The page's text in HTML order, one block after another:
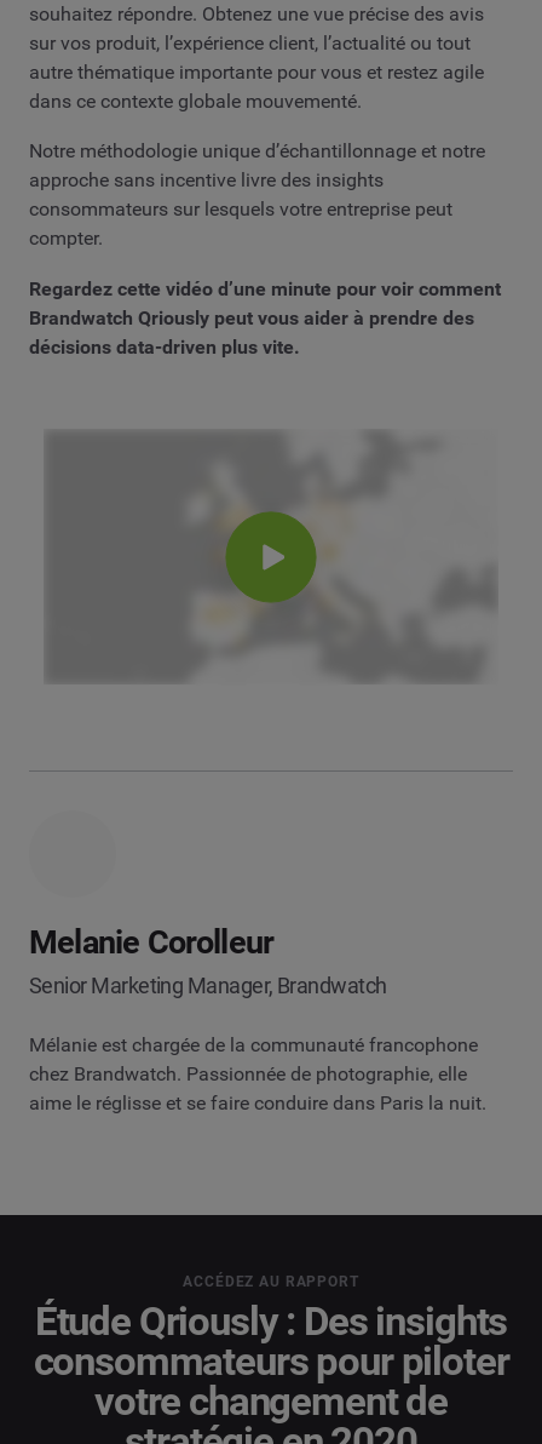
souhaitez répondre. Obtenez une vue précise des avis
sur vos produit, l’expérience client, l’actualité ou tout
autre thématique importante pour vous et restez agile
dans ce contexte globale mouvementé.
Notre méthodologie unique d’échantillonnage et notre
approche sans incentive livre des insights
consommateurs sur lesquels votre entreprise peut
compter.
Regardez cette vidéo d’une minute pour voir comment
Brandwatch Qriously peut vous aider à prendre des
décisions data-driven plus vite.
Melanie Corolleur
Senior Marketing Manager, Brandwatch
Mélanie est chargée de la communauté francophone
chez Brandwatch. Passionnée de photographie, elle
aime le réglisse et se faire conduire dans Paris la nuit.
ACCÉDEZ AU RAPPORT
Étude Qriously : Des insights
consommateurs pour piloter
votre changement de